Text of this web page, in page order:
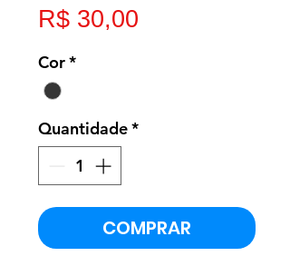
R$ 30,00
Cor*
Quantidade*
COMPRAR